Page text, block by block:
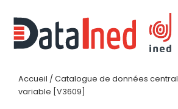
Accueil / Catalogue de données central
variable [V3609]